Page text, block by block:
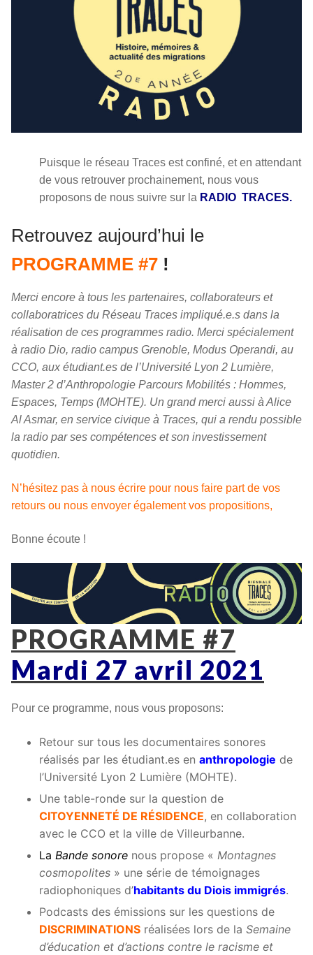
Puisque le réseau Traces est confiné, et en attendant
de vous retrouver prochainement, nous vous
proposons de nous suivre sur la RADIO TRACES.
Retrouvez aujourd’hui le
PROGRAMME #7 !
Merci encore à tous les partenaires, collaborateurs et
collaboratrices du Réseau Traces impliqué.e.s dans la
réalisation de ces programmes radio. Merci spécialement
à radio Dio, radio campus Grenoble, Modus Operandi, au
CCO, aux étudiant.es de l’Université Lyon 2 Lumière,
Master 2 d’Anthropologie Parcours Mobilités : Hommes,
Espaces, Temps (MOHTE). Un grand merci aussi à Alice
Al Asmar, en service civique à Traces, qui a rendu possible
la radio par ses compétences et son investissement
quotidien.
N’hésitez pas à nous écrire pour nous faire part de vos
retours ou nous envoyer également vos propositions,
Bonne écoute !
PROGRAMME #7
Mardi 27 avril 2021
Pour ce programme, nous vous proposons:
Retour sur tous les documentaires sonores
réalisés par les étudiant.es en anthropologie de
l’Université Lyon 2 Lumière (MOHTE).
Une table-ronde sur la question de
CITOYENNETÉ DE RÉSIDENCE, en collaboration
avec le CCO et la ville de Villeurbanne.
La Bande sonore nous propose « Montagnes
cosmopolites » une série de témoignages
radiophoniques d’habitants du Diois immigrés.
Podcasts des émissions sur les questions de
DISCRIMINATIONS réalisées lors de la Semaine
d’éducation et d’actions contre le racisme et